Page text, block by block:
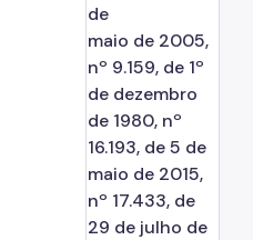
de
maio de 2005,
nº 9.159, de 1º
de dezembro
de 1980, nº
16.193, de 5 de
maio de 2015,
nº 17.433, de
29 de julho de